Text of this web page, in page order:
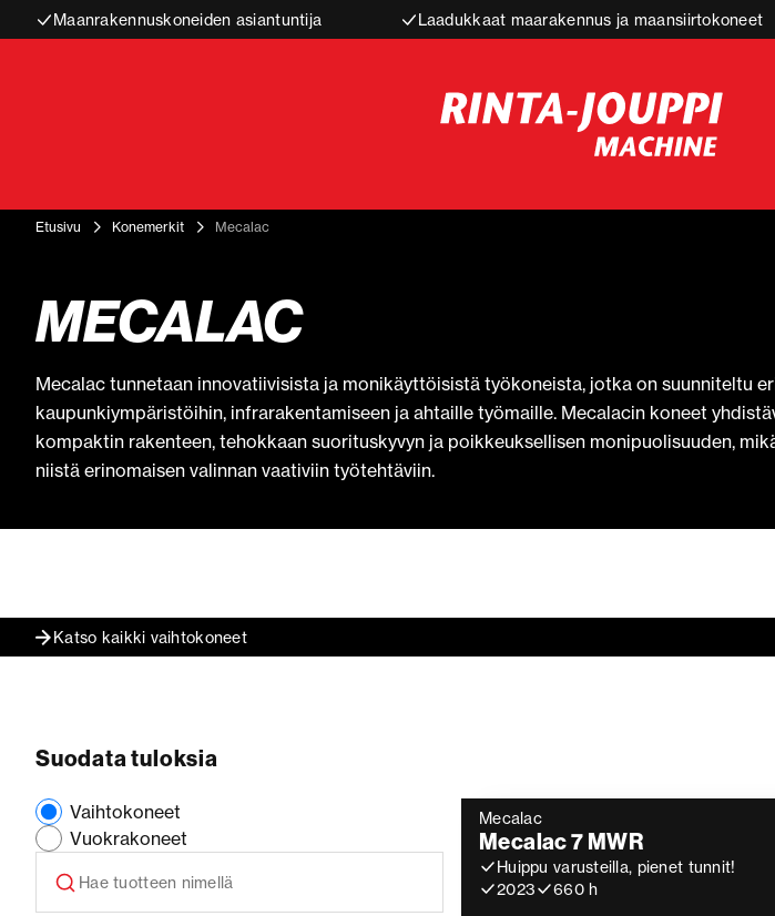
Maanrakennuskoneiden asiantuntija Laadukkaat maarakennus ja maansiirtokoneet
Etusivu Konemerkit Mecalac
MECALAC
Mecalac tunnetaan innovatiivisista ja monikäyttöisistä työkoneista, jotka on suunniteltu
kaupunkiympäristöihin, infrarakentamiseen ja ahtaille työmaille. Mecalacin koneet
kompaktin rakenteen, tehokkaan suorituskyvyn ja poikkeuksellisen monipuolisuuden,
niistä erinomaisen valinnan vaativiin työtehtäviin.
Katso kaikki vaihtokoneet
Suodata tuloksia
Vaihtokoneet
Vuokrakoneet
Mecalac
Mecalac 7 MWR
Huippu varusteilla, pienet tunnit!
2023
660 h